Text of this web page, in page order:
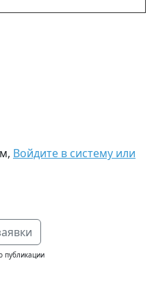
Войдите в систему или
публикации